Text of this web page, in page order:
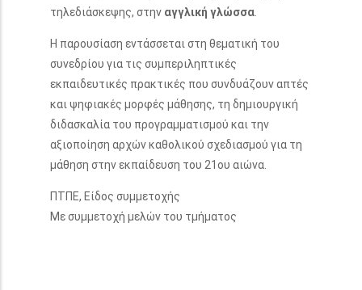
τηλεδιάσκεψης, στην αγγλική γλώσσα
Η παρουσίαση εντάσσεται στη θεματική του
συνεδρίου για τις συμπεριληπτικές
εκπαιδευτικές πρακτικές που συνδυάζουν απτές
και ψηφιακές μορφές μάθησης, τη δημιουργική
διδασκαλία του προγραμματισμού και την
αξιοποίηση αρχών καθολικού σχεδιασμού για τη
μάθηση στην εκπαίδευση του 21ου αιώνα.
ΠΤΠΕ, Είδος συμμετοχής
Με συμμετοχή μελών του τμήματος